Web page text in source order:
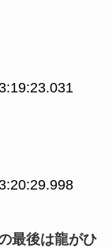
最後は龍がひ